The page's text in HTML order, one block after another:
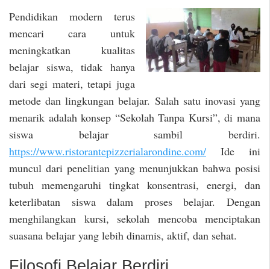
Pendidikan modern terus
mencari cara untuk
meningkatkan kualitas
belajar siswa, tidak hanya
dari segi materi, tetapi juga
metode dan lingkungan belajar. Salah satu inovasi yang
menarik adalah konsep “Sekolah Tanpa Kursi”, di mana
siswa belajar sambil berdiri.
https://www.ristorantepizzerialarondine.com/ Ide ini
muncul dari penelitian yang menunjukkan bahwa posisi
tubuh memengaruhi tingkat konsentrasi, energi, dan
keterlibatan siswa dalam proses belajar. Dengan
menghilangkan kursi, sekolah mencoba menciptakan
suasana belajar yang lebih dinamis, aktif, dan sehat.